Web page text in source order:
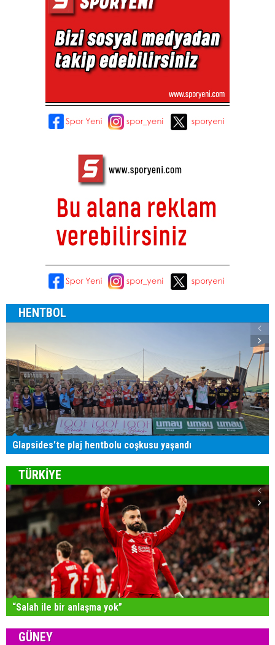
HENTBOL
Glapsides'te plaj hentbolu coşkusu yaşandı
TÜRKİYE
“Salah ile bir anlaşma yok”
GÜNEY